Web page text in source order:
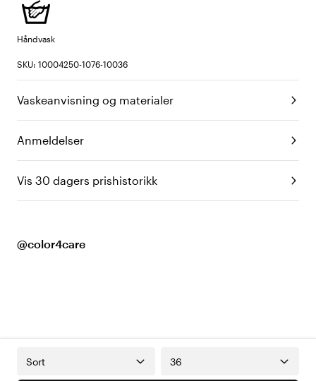
Håndvask
SKU: 10004250-1076-10036
Vaskeanvisning og materialer
Anmeldelser
Vis 30 dagers prishistorikk
@color4care
Sort 36